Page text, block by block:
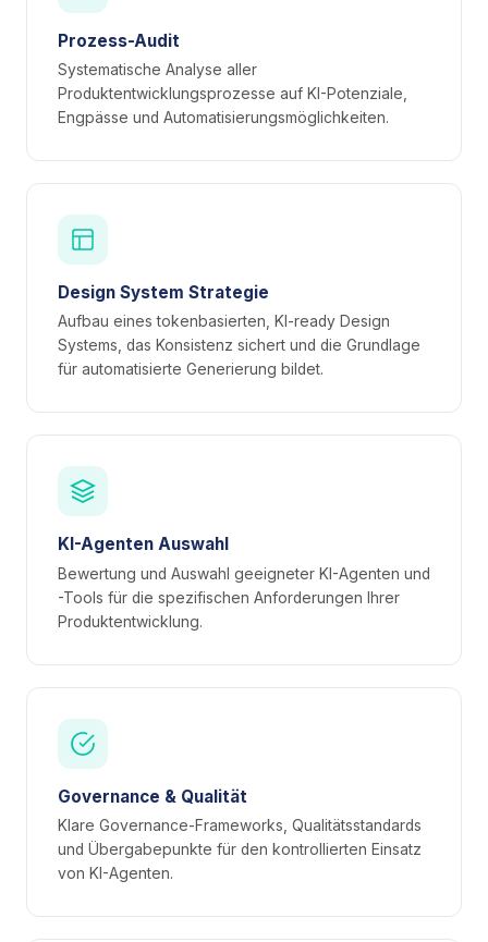
Prozess-Audit
Systematische Analyse aller
Produktentwicklungsprozesse auf KI-Potenziale,
Engpässe und Automatisierungsmöglichkeiten.
Design System Strategie
Aufbau eines tokenbasierten, KI-ready Design
Systems, das Konsistenz sichert und die Grundlage
für automatisierte Generierung bildet.
KI-Agenten Auswahl
Bewertung und Auswahl geeigneter KI-Agenten und
-Tools für die spezifischen Anforderungen Ihrer
Produktentwicklung.
Governance & Qualität
Klare Governance-Frameworks, Qualitätsstandards
und Übergabepunkte für den kontrollierten Einsatz
von KI-Agenten.